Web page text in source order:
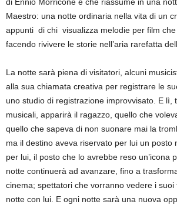
Maestro: una notte ordinaria nella vita di un
appunti di chi visualizza melodie per film che
facendo rivivere le storie nell’aria rarefatta
La notte sarà piena di visitatori, alcuni
alla sua chiamata creativa per registrare le
uno studio di registrazione improvvisato. E lì,
musicali, apparirà il ragazzo, quello che
quello che sapeva di non suonare mai la
ma il destino aveva riservato per lui un posto
per lui, il posto che lo avrebbe reso un’icona
notte continuerà ad avanzare, fino a
cinema; spettatori che vorranno vedere i suoi
notte con lui. E ogni notte sarà una nuova